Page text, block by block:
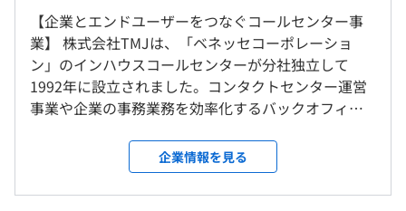
ケーションが取れるようTeamsをはじめとしたコミュニ
ケーションツールを活用しています。
クライアント貢献・自社の効率化という同じ目標のもと、
在籍年数に関わらず活発なやり取りがおこなわれ、改善サ
ークルの活動も積極的に実施されています。
就業場所の変更範囲
＜雇入時＞
東京本社
※北海道・福岡での勤務も可能ですので、ご希望がござい
会社の定める範囲
9:00〜18:00(実働8時間)
※テレワーク可
※フレックス制度あり
休憩時間：60分（※休憩時間は業務の都合により各々の
自主性に任せています）
研修の有無及び内容
■新入社員研修
BPO基礎知識 ／ TMJ業務理解 ／ ビジネスマナー
配属先の個別の研修プログラム
【企業とエンドユーザーをつなぐコールセンター事
業】 株式会社TMJは、「ベネッセコーポレーショ
ン」のインハウスコールセンターが分社独立して
1992年に設立されました。コンタクトセンター運営
事業や企業の事務業務を効率化するバックオフィス
ビスなど幅広い業種の企業・団体より業務を受託。
卓越した専門性とコンタクトセンター、BPOセンタ
ーの高い運営能力に高い評価をいただいております。
企業情報を見る